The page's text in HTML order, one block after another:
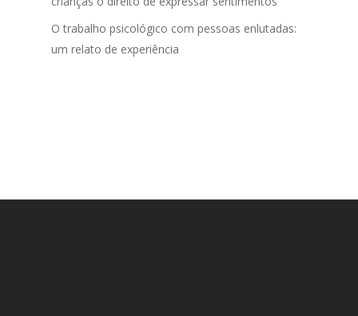
O trabalho psicológico com pessoas enlutadas:
um relato de experiência